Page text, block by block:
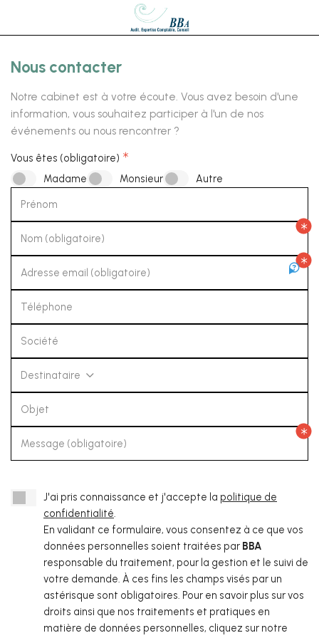
Nous contacter
Notre cabinet est à votre écoute. Vous avez besoin d'une
information, vous souhaitez participer à l'un de nos
événements ou nous rencontrer ?
Madame Monsieur Autre
Vous êtes (obligatoire)
Prénom
Nom (obligatoire)
Adresse email (obligatoire)
Téléphone
Société
Destinataire
Objet
Message (obligatoire)
J'ai pris connaissance et j'accepte la politique de
confidentialité.
En validant ce formulaire, vous consentez à ce que vos
données personnelles soient traitées par BBA
responsable du traitement, pour la gestion et le suivi de
votre demande. À ces fins les champs visés par un
astérisque sont obligatoires. Pour en savoir plus sur vos
droits ainsi que nos traitements et pratiques en
matière de données personnelles, cliquez sur notre